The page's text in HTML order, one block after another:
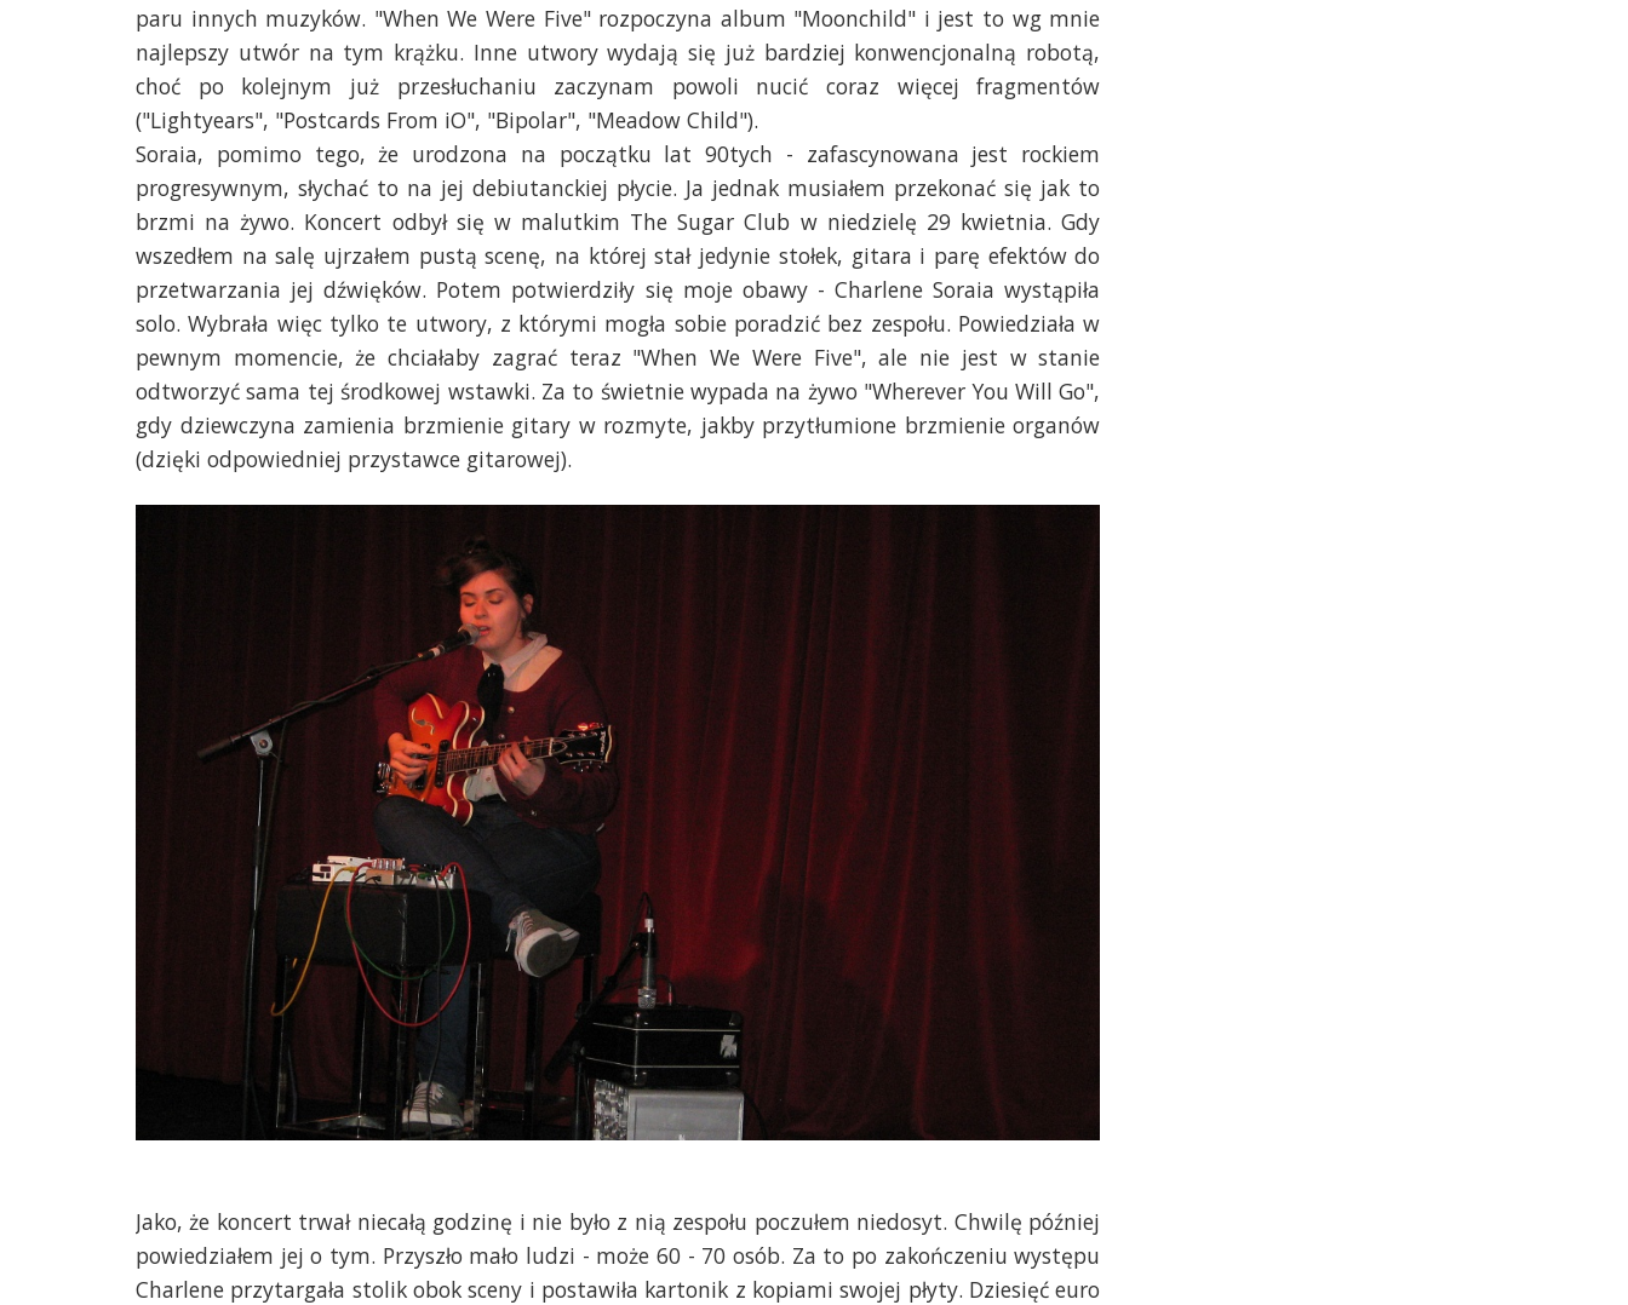
paru innych muzyków. "When We Were Five" rozpoczyna album "Moonchild" i jest to wg mnie
najlepszy utwór na tym krążku. Inne utwory wydają się już bardziej konwencjonalną robotą,
choć po kolejnym już przesłuchaniu zaczynam powoli nucić coraz więcej fragmentów
("Lightyears", "Postcards From iO", "Bipolar", "Meadow Child").
Soraia, pomimo tego, że urodzona na początku lat 90tych - zafascynowana jest rockiem
progresywnym, słychać to na jej debiutanckiej płycie. Ja jednak musiałem przekonać się jak to
brzmi na żywo. Koncert odbył się w malutkim The Sugar Club w niedzielę 29 kwietnia. Gdy
wszedłem na salę ujrzałem pustą scenę, na której stał jedynie stołek, gitara i parę efektów do
przetwarzania jej dźwięków. Potem potwierdziły się moje obawy - Charlene Soraia wystąpiła
solo. Wybrała więc tylko te utwory, z którymi mogła sobie poradzić bez zespołu. Powiedziała w
pewnym momencie, że chciałaby zagrać teraz "When We Were Five", ale nie jest w stanie
odtworzyć sama tej środkowej wstawki. Za to świetnie wypada na żywo "Wherever You Will Go",
gdy dziewczyna zamienia brzmienie gitary w rozmyte, jakby przytłumione brzmienie organów
(dzięki odpowiedniej przystawce gitarowej).
Jako, że koncert trwał niecałą godzinę i nie było z nią zespołu poczułem niedosyt. Chwilę później
powiedziałem jej o tym. Przyszło mało ludzi - może 60 - 70 osób. Za to po zakończeniu występu
Charlene przytargała stolik obok sceny i postawiła kartonik z kopiami swojej płyty. Dziesięć euro